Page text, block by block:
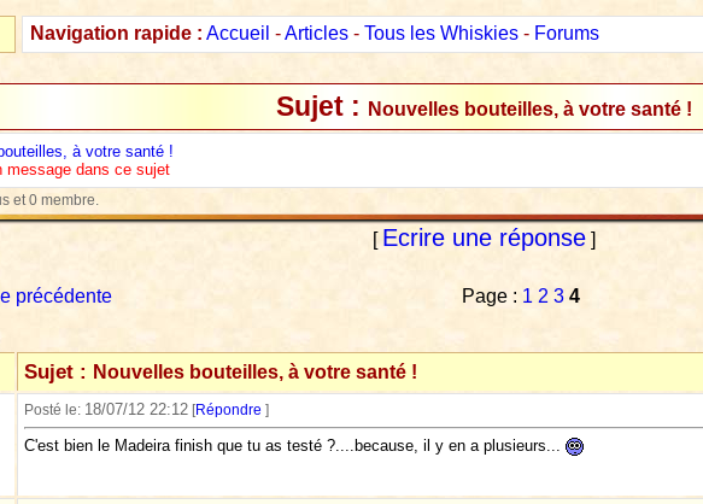
Navigation rapide : Accueil -Articles- Tous les Whiskies- Forums
Sujet : Nouvelles bouteilles, à votre santé !
à votre santé !
message dans ce sujet
et 0 membre.
[ Ecrire une réponse]
précédente Page : 1 2 3 4
Sujet : Nouvelles bouteilles, à votre santé !
Posté le: 18/07/12 22:12[Répondre ]
C'est bien le Madeira finish que tu as testé ?....because, il y en a plusieurs...